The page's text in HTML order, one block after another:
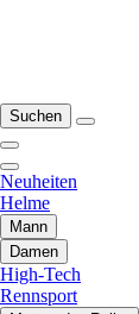
Suchen
Neuheiten
Helme
Mann
Damen
High-Tech
Rennsport